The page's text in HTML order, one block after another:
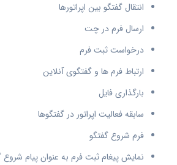
انتقال گفتگو بین اپراتورها
ارسال فرم در چت
درخواست ثبت فرم
ارتباط فرم ها و گفتگوی آنلاین
بارگذاری فایل
سابقه فعالیت اپراتور در گفتگوها
فرم شروع گفتگو
نمایش پیغام ثبت فرم به عنوان پیام شروع